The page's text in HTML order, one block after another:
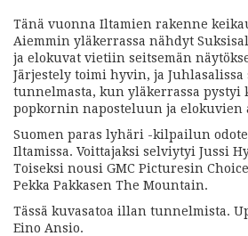
Tänä vuonna Iltamien rakenne
Aiemmin yläkerrassa nähdyt
ja elokuvat vietiin seitsemän
Järjestely toimi hyvin, ja Juhlasalissa
tunnelmasta, kun yläkerrassa pystyi
popkornin naposteluun ja elokuvien
Suomen paras lyhäri -kilpailun
Iltamissa. Voittajaksi selviytyi Jussi
Toiseksi nousi GMC Picturesin
Pekka Pakkasen The Mountain.
Tässä kuvasatoa illan tunnelmista.
Eino Ansio.